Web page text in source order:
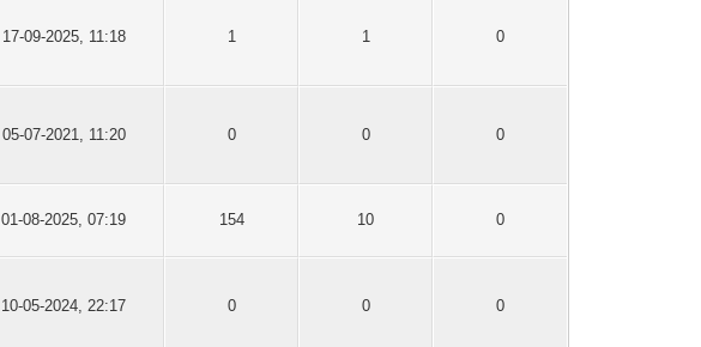
17-09-2025, 11:18 1 1 0
05-07-2021, 11:20 0 0 0
01-08-2025, 07:19 154 10 0
10-05-2024, 22:17 0 0 0